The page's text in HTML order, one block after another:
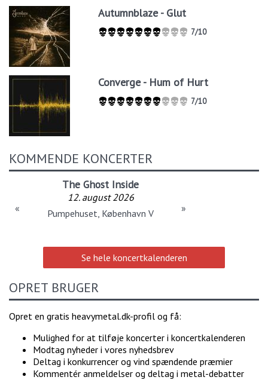
Autumnblaze - Glut
7/10
Converge - Hum of Hurt
7/10
KOMMENDE KONCERTER
The Ghost Inside
12. august 2026
Pumpehuset, København V
« »
Se hele koncertkalenderen
OPRET BRUGER
Opret en gratis heavymetal.dk-profil og få:
Mulighed for at tilføje koncerter i koncertkalenderen
Modtag nyheder i vores nyhedsbrev
Deltag i konkurrencer og vind spændende præmier
Kommentér anmeldelser og deltag i metal-debatter